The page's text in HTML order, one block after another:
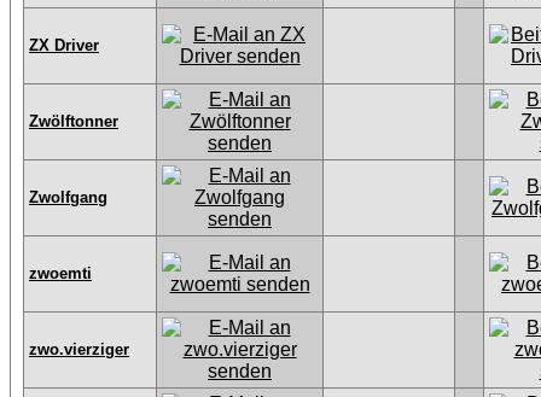
ZX Driver
Zwölftonner
Zwolfgang
zwoemti
zwo.vierziger